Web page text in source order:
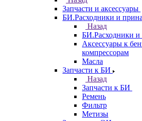
Запчасти и аксессуары
БИ.Расходники и
Назад
БИ.Расходники и
Аксессуары к
компрессорам
Масла
Запчасти к БИ
Назад
Запчасти к БИ
Ремень
Фильтр
Метизы